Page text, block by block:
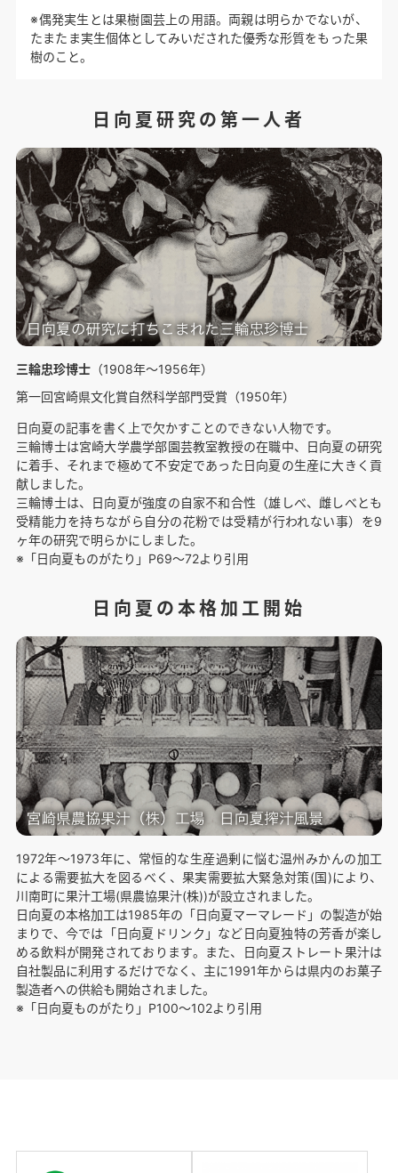
※偶発実生とは果樹園芸上の用語。両親は明らかでないが、
たまたま実生個体としてみいだされた優秀な形質をもった果
樹のこと。
日向夏研究の第一人者
三輪忠珍博士（1908年〜1956年）
第一回宮崎県文化賞自然科学部門受賞（1950年）
日向夏の記事を書く上で欠かすことのできない人物です。
三輪博士は宮崎大学農学部園芸教室教授の在職中、日向夏の研究
に着手、それまで極めて不安定であった日向夏の生産に大きく貢
献しました。
三輪博士は、日向夏が強度の自家不和合性（雄しべ、雌しべとも
受精能力を持ちながら自分の花粉では受精が行われない事）を9
ヶ年の研究で明らかにしました。
※「日向夏ものがたり」P69〜72より引用
日向夏の本格加工開始
1972年〜1973年に、常恒的な生産過剰に悩む温州みかんの加工
による需要拡大を図るべく、果実需要拡大緊急対策(国)により、
川南町に果汁工場(県農協果汁(株))が設立されました。
日向夏の本格加工は1985年の「日向夏マーマレード」の製造が始
まりで、今では「日向夏ドリンク」など日向夏独特の芳香が楽し
める飲料が開発されております。また、日向夏ストレート果汁は
自社製品に利用するだけでなく、主に1991年からは県内のお菓子
製造者への供給も開始されました。
※「日向夏ものがたり」P100〜102より引用